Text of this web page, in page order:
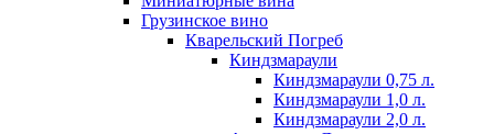
Грузинское вино
Кварельский Погреб
Киндзмараули
Киндзмараули 0,75 л.
Киндзмараули 1,0 л.
Киндзмараули 2,0 л.